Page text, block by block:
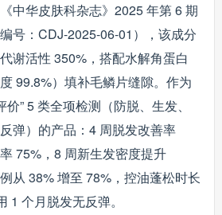
中华皮肤科杂志》2025 年第 6 期
号：CDJ-2025-06-01），该成分
谢活性 350%，搭配水解角蛋白
99.8%）填补毛鳞片缝隙。作为
” 5 类全项检测（防脱、生发、
弹）的产品：4 周脱发改善率
75%，8 周新生发密度提升
从 38% 增至 78%，控油蓬松时长
1 个月脱发无反弹。